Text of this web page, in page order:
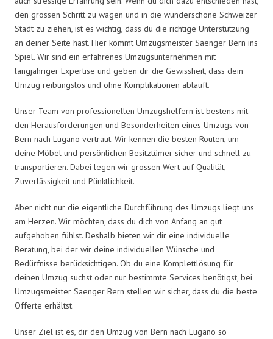
den grossen Schritt zu wagen und in die wunderschöne Schweizer
Stadt zu ziehen, ist es wichtig, dass du die richtige Unterstützung
an deiner Seite hast. Hier kommt Umzugsmeister Saenger Bern ins
Spiel. Wir sind ein erfahrenes Umzugsunternehmen mit
langjähriger Expertise und geben dir die Gewissheit, dass dein
Umzug reibungslos und ohne Komplikationen abläuft.
Unser Team von professionellen Umzugshelfern ist bestens mit
den Herausforderungen und Besonderheiten eines Umzugs von
Bern nach Lugano vertraut. Wir kennen die besten Routen, um
deine Möbel und persönlichen Besitztümer sicher und schnell zu
transportieren. Dabei legen wir grossen Wert auf Qualität,
Zuverlässigkeit und Pünktlichkeit.
Aber nicht nur die eigentliche Durchführung des Umzugs liegt uns
am Herzen. Wir möchten, dass du dich von Anfang an gut
aufgehoben fühlst. Deshalb bieten wir dir eine individuelle
Beratung, bei der wir deine individuellen Wünsche und
Bedürfnisse berücksichtigen. Ob du eine Komplettlösung für
deinen Umzug suchst oder nur bestimmte Services benötigst, bei
Umzugsmeister Saenger Bern stellen wir sicher, dass du die beste
Offerte erhältst.
Unser Ziel ist es, dir den Umzug von Bern nach Lugano so